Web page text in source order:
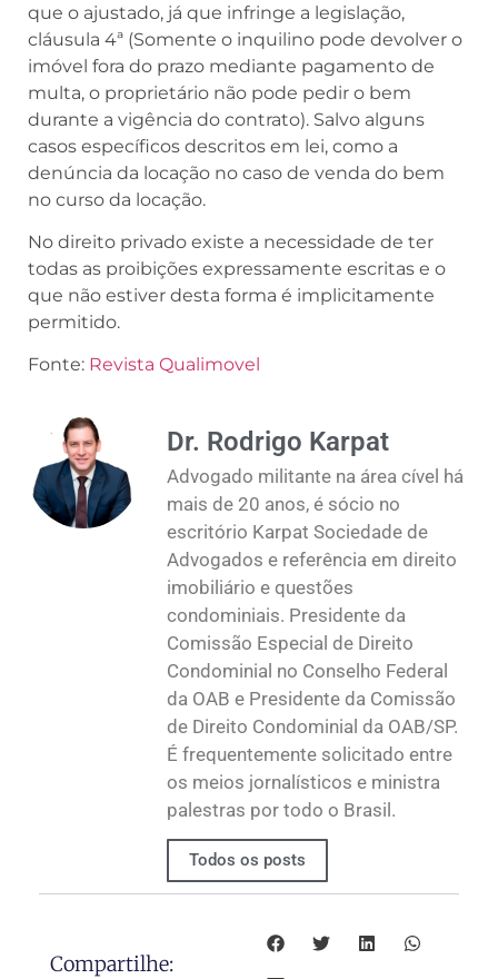
que o ajustado, já que infringe a legislação,
cláusula 4ª (Somente o inquilino pode devolver o
imóvel fora do prazo mediante pagamento de
multa, o proprietário não pode pedir o bem
durante a vigência do contrato). Salvo alguns
casos específicos descritos em lei, como a
denúncia da locação no caso de venda do bem
no curso da locação.
No direito privado existe a necessidade de ter
todas as proibições expressamente escritas e o
que não estiver desta forma é implicitamente
permitido.
Fonte: Revista Qualimovel
Dr. Rodrigo Karpat
Advogado militante na área cível há
mais de 20 anos, é sócio no
escritório Karpat Sociedade de
Advogados e referência em direito
imobiliário e questões
condominiais. Presidente da
Comissão Especial de Direito
Condominial no Conselho Federal
da OAB e Presidente da Comissão
de Direito Condominial da OAB/SP.
É frequentemente solicitado entre
os meios jornalísticos e ministra
palestras por todo o Brasil.
Todos os posts
Compartilhe: